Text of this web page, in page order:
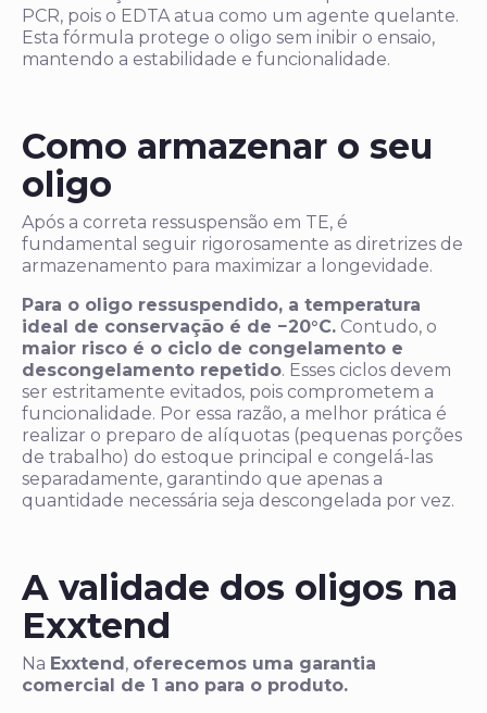
PCR, pois o EDTA atua como um agente quelante.
Esta fórmula protege o oligo sem inibir o ensaio,
mantendo a estabilidade e funcionalidade.
Como armazenar o seu
oligo
Após a correta ressuspensão em TE, é
fundamental seguir rigorosamente as diretrizes de
armazenamento para maximizar a longevidade.
Para o oligo ressuspendido, a temperatura
ideal de conservação é de −20°C. Contudo, o
maior risco é o ciclo de congelamento e
descongelamento repetido. Esses ciclos devem
ser estritamente evitados, pois comprometem a
funcionalidade. Por essa razão, a melhor prática é
realizar o preparo de alíquotas (pequenas porções
de trabalho) do estoque principal e congelá-las
separadamente, garantindo que apenas a
quantidade necessária seja descongelada por vez.
A validade dos oligos na
Exxtend
Na Exxtend, oferecemos uma garantia
comercial de 1 ano para o produto.